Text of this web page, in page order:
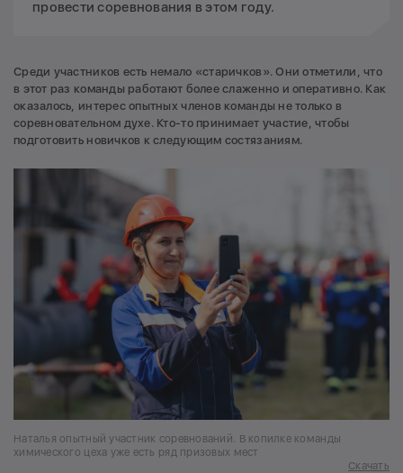
провести соревнования в этом году.
Среди участников есть немало «старичков». Они отметили, что
в этот раз команды работают более слаженно и оперативно. Как
оказалось, интерес опытных членов команды не только в
соревновательном духе. Кто-то принимает участие, чтобы
подготовить новичков к следующим состязаниям.
Наталья опытный участник соревнований. В копилке команды
химического цеха уже есть ряд призовых мест
Скачать